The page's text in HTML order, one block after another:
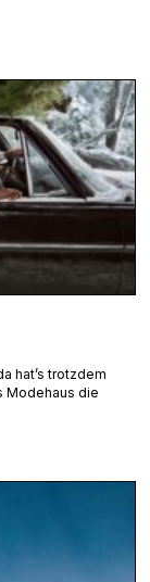
hat’s trotzdem
Modehaus die